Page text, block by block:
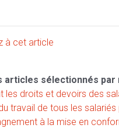
à cet article
articles sélectionnés par
les droits et devoirs des
travail de tous les
à la mise en